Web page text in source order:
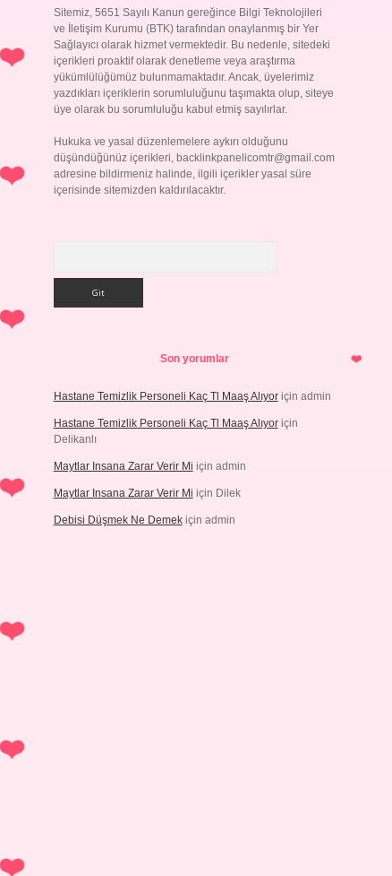
Sitemiz, 5651 Sayılı Kanun gereğince Bilgi Teknolojileri
ve İletişim Kurumu (BTK) tarafından onaylanmış bir Yer
Sağlayıcı olarak hizmet vermektedir. Bu nedenle, sitedeki
içerikleri proaktif olarak denetleme veya araştırma
yükümlülüğümüz bulunmamaktadır. Ancak, üyelerimiz
yazdıkları içeriklerin sorumluluğunu taşımakta olup, siteye
üye olarak bu sorumluluğu kabul etmiş sayılırlar.
Hukuka ve yasal düzenlemelere aykırı olduğunu
düşündüğünüz içerikleri, backlinkpanelicomtr@gmail.com
adresine bildirmeniz halinde, ilgili içerikler yasal süre
içerisinde sitemizden kaldırılacaktır.
Son yorumlar
Hastane Temizlik Personeli Kaç Tl Maaş Alıyoriçin admin
Hastane Temizlik Personeli Kaç Tl Maaş Alıyoriçin
Delikanlı
Maytlar Insana Zarar Verir Mi için admin
Maytlar Insana Zarar Verir Mi için Dilek
Debisi Düşmek Ne Demekiçin admin